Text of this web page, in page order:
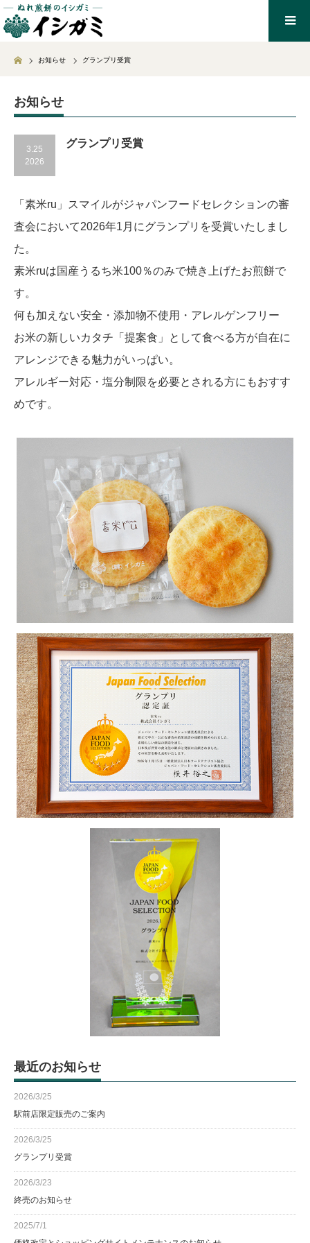
Home
お知らせ グランプリ受賞
お知らせ
3.25
2026
グランプリ受賞
「素米ru」スマイルがジャパンフードセレクションの審
査会において2026年1月にグランプリを受賞いたしまし
た。
素米ruは国産うるち米100％のみで焼き上げたお煎餅で
す。
何も加えない安全・添加物不使用・アレルゲンフリー
お米の新しいカタチ「提案食」として食べる方が自在に
アレンジできる魅力がいっぱい。
アレルギー対応・塩分制限を必要とされる方にもおすす
めです。
最近のお知らせ
2026/3/25
駅前店限定販売のご案内
2026/3/25
グランプリ受賞
2026/3/23
終売のお知らせ
2025/7/1